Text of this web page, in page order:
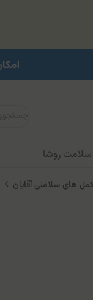
روشا
های سلامتی آقایان